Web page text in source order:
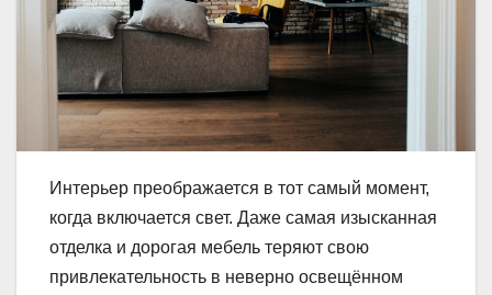
Интерьер преображается в тот самый момент,
когда включается свет. Даже самая изысканная
отделка и дорогая мебель теряют свою
привлекательность в неверно освещённом